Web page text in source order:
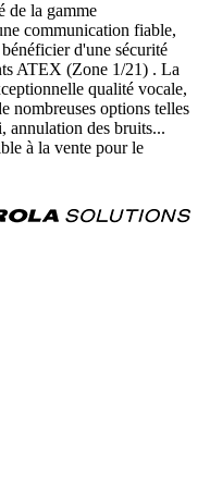
de la gamme
communication fiable,
d'une sécurité
ATEX (Zone 1/21) . La
qualité vocale,
nombreuses options telles
annulation des bruits...
à la vente pour le